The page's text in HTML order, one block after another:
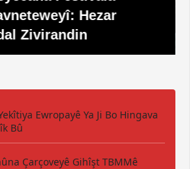
MEZIN DIYAR BÛ
Ewropayê Ya Ji Bo Hingava
Bû
Çarçoveyê Gihîşt TBMMê